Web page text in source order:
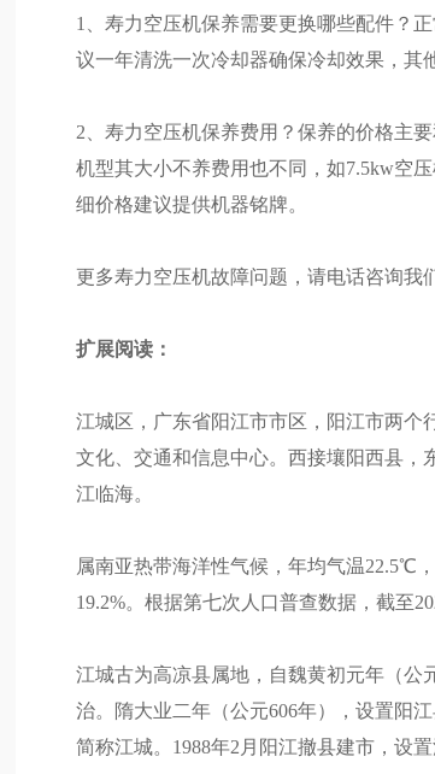
1、寿力空压机保养需要更换哪些配件？
议一年清洗一次冷却器确保冷却效果，其
2、寿力空压机保养费用？保养的价格主
机型其大小不养费用也不同，如7.5kw空
细价格建议提供机器铭牌。
更多寿力空压机故障问题，请电话咨询
扩展阅读：
江城区，广东省阳江市市区，阳江市两个
文化、交通和信息中心。西接壤阳西县，
江临海。
属南亚热带海洋性气候，年均气温22.5℃
19.2%。根据第七次人口普查数据，截至
江城古为高凉县属地，自魏黄初元年（公
治。隋大业二年（公元606年），设置阳
简称江城。1988年2月阳江撤县建市，设置